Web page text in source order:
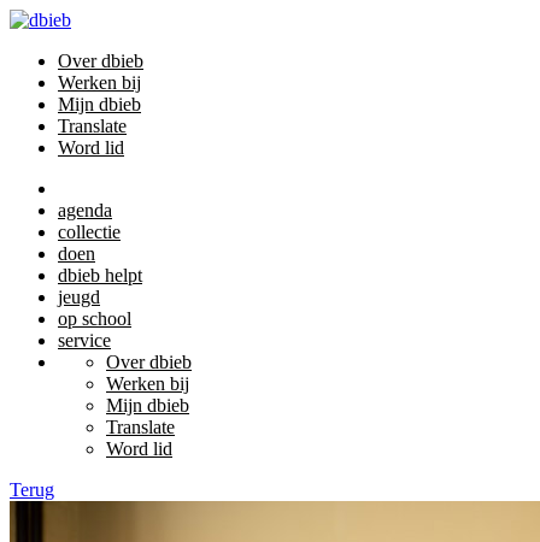
Over dbieb
Werken bij
Mijn dbieb
Translate
Word lid
agenda
collectie
doen
dbieb helpt
jeugd
op school
service
Over dbieb
Werken bij
Mijn dbieb
Translate
Word lid
Terug